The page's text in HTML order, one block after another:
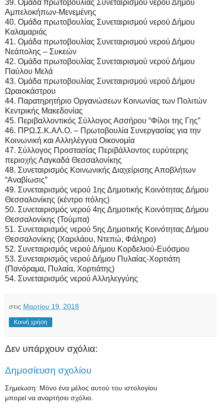
39. Ομάδα πρωτοβουλίας Συνεταιρισμού νερού Δήμου
Αμπελοκήπων-Μενεμένης
40. Ομάδα πρωτοβουλίας Συνεταιρισμού νερού Δήμου
Καλαμαριάς
41. Ομάδα πρωτοβουλίας Συνεταιρισμού νερού Δήμου
Νεάπολης – Συκεών
42. Ομάδα πρωτοβουλίας Συνεταιρισμού νερού Δήμου
Παύλου Μελά
43. Ομάδα πρωτοβουλίας Συνεταιρισμού νερού Δήμου
Ωραιοκάστρου
44. Παρατηρητήριο Οργανώσεων Κοινωνίας των Πολιτών
Κεντρικής Μακεδονίας
45. Περιβαλλοντικός Σύλλογος Ασσήρου “Φίλοι της Γης”
46. ΠΡΩ.Σ.Κ.ΑΛ.Ο. – Πρωτοβουλία Συνεργασίας για την
Κοινωνική και Αλληλέγγυα Οικονομία
47. Σύλλογος Προστασίας Περιβάλλοντος ευρύτερης
περιοχής Λαγκαδά Θεσσαλονίκης
48. Συνεταιρισμός Κοινωνικής Διαχείρισης Αποβλήτων
“Αναβίωσις”
49. Συνεταιρισμός νερού 1ης Δημοτικής Κοινότητας Δήμου
Θεσσαλονίκης (κέντρο πόλης)
50. Συνεταιρισμός νερού 4ης Δημοτικής Κοινότητας Δήμου
Θεσσαλονίκης (Τούμπα)
51. Συνεταιρισμός νερού 5ης Δημοτικής Κοινότητας Δήμου
Θεσσαλονίκης (Χαριλάου, Ντεπώ, Φάληρο)
52. Συνεταιρισμός νερού Δήμου Κορδελιού-Ευόσμου
53. Συνεταιρισμός νερού Δήμου Πυλαίας-Χορτιάτη
(Πανόραμα, Πυλαία, Χορτιάτης)
54. Συνεταιρισμός νερού Αλληλεγγύης
στις Μαρτίου 19, 2018
Κοινή χρήση
Δεν υπάρχουν σχόλια:
Δημοσίευση σχολίου
Σημείωση: Μόνο ένα μέλος αυτού του ιστολογίου
μπορεί να αναρτήσει σχόλιο.